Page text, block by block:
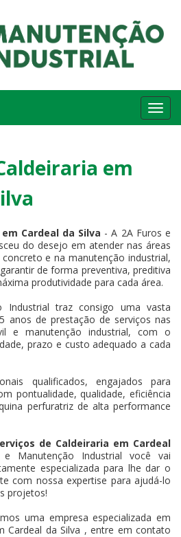
em
Cardeal da Silva - A 2A Furos e
do desejo em atender nas áreas
e na manutenção industrial,
de forma preventiva, preditiva
produtividade para cada área.
Industrial traz consigo uma vasta
anos de prestação de serviços nas
e manutenção industrial, com o
prazo e custo adequado a cada
qualificados, engajados para
pontualidade, qualidade, eficiência
perfuratriz de alta performance
de Caldeiraria em Cardeal
Manutenção Industrial você vai
especializada para lhe dar o
com nossa expertise para ajudá-lo
projetos!
uma empresa especializada em
Cardeal da Silva , entre em contato